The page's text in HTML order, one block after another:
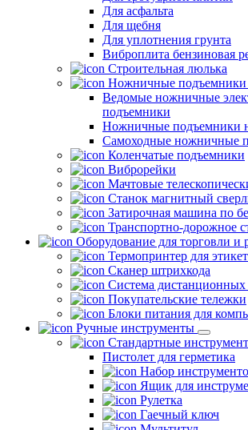
Для асфальта
Для щебня
Для уплотнения грунта
Виброплита бензиновая
Строительная люлька
Ножничные подъемники
Ведомые ножничные
подъемники
Ножничные подъемники
Самоходные ножничные
Коленчатые подъемники
Виброрейки
Мачтовые
Станок магнитный
Затирочная машина по
Транспортно-дорожное
Оборудование для торговли и
Термопринтер для
Сканер штрихкода
Система
Покупательские тележки
Блоки питания для
Ручные инструменты
Стандартные
Пистолет для герметика
Набор
Ящик для
Рулетка
Гаечный ключ